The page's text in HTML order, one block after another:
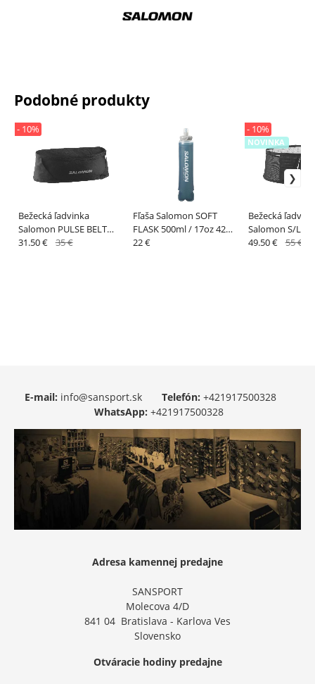
Podobné produkty
Bežecká ľadvinka
Salomon PULSE BELT
Black
- 10%
31.50 € 35 €
Fľaša Salomon SOFT
FLASK 500ml / 17oz 42
SLATE GREY - široké hrdlo
22 €
Bežecká
Salomon S/LAB
Black / White
NOVINKA
- 10%
49.50 € 55 €
E-mail: info@sansport.sk Telefón: +421917500328
WhatsApp: +421917500328
Adresa kamennej predajne
SANSPORT
Molecova 4/D
841 04 Bratislava - Karlova Ves
Slovensko
Otváracie hodiny predajne